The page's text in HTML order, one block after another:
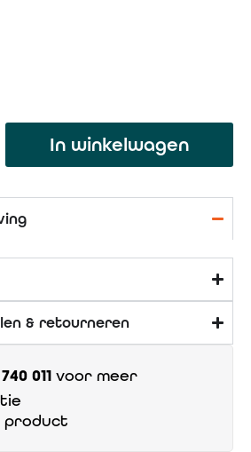
In winkelwagen
& retourneren
011 voor meer
product